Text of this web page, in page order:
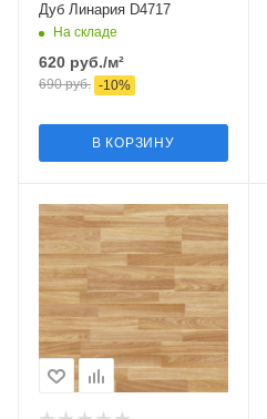
Дуб Линария D4717
На складе
620 руб./м²
690руб. -10%
В КОРЗИНУ